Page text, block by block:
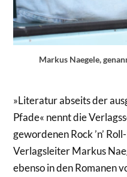
Markus Naegele,
»Literatur abseits der
Pfade« nennt die
gewordenen Rock ’n’
Verlagsleiter Markus
ebenso in den Romanen